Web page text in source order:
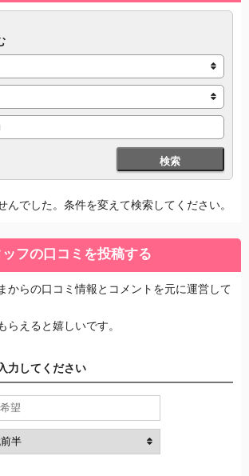
検索
んでした。条件を変えて検索してください。
フの口コミを投稿する
からの口コミ情報とコメントを元に運営して
らえると嬉しいです。
力してください